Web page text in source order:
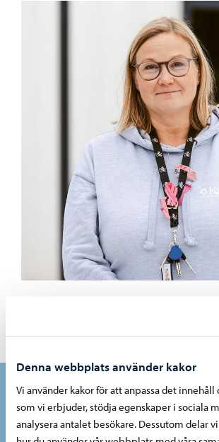
Denna webbplats använder kakor
Vi använder kakor för att anpassa det
som vi erbjuder, stödja egenskaper i sociala
analysera antalet besökare. Dessutom delar
medborgarinstitutets nya lokaler som
mångsidigt hobbyutbud.
“
Nu kan vi ordna verksamhet från
vill att Borgåborna ska tycka att det